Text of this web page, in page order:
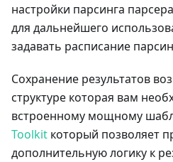
настройки парсинга
для дальнейшего
задавать расписание
Сохранение результатов
структуре которая вам
встроенному мощному
Toolkit который позволяет
дополнительную логику к